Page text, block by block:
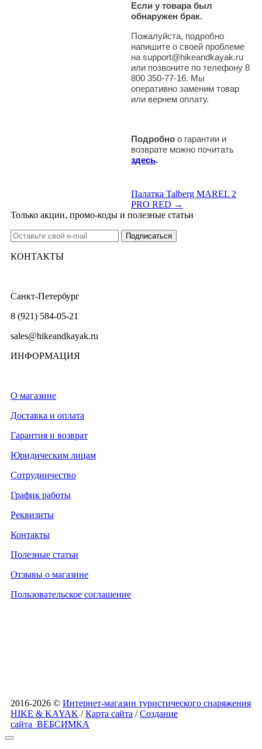
Если у товара был
обнаружен брак.
Пожалуйста, подробно
напишите о своей проблеме
на support@hikeandkayak.ru
или позвоните по телефону 8
800 350-77-16. Мы
оперативно заменим товар
или вернем оплату.
Подробно о гарантии и
возврате можно почитать
здесь.
Палатка Talberg MAREL 2
PRO RED →
Только акции, промо-коды и полезные статьи
КОНТАКТЫ
Санкт-Петербург
8 (921) 584-05-21
sales@hikeandkayak.ru
ИНФОРМАЦИЯ
О магазине
Доставка и оплата
Гарантия и возврат
Юридическим лицам
Сотрудничество
График работы
Реквизиты
Контакты
Полезные статьи
Отзывы о магазине
Пользовательское соглашение
2016-2026 © Интернет-магазин туристического снаряжения
HIKE & KAYAK /Карта сайта /Создание
сайта ВЕБСИМКА